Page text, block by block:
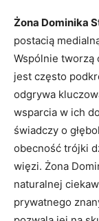
Żona Dominika
postacią
Wspólnie tworzą
jest często
odgrywa
wsparcia w ich
świadczy o
obecność trójki
więzi. Żona
naturalnej
prywatnego